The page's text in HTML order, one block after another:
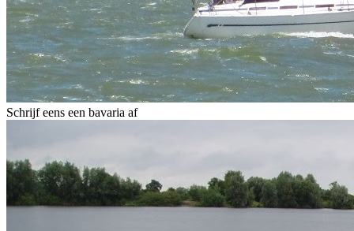
Schrijf eens een bavaria af